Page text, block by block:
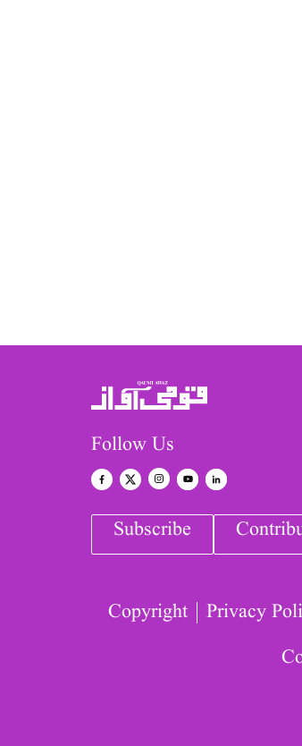
Follow Us
Subscribe
Copyright Privacy